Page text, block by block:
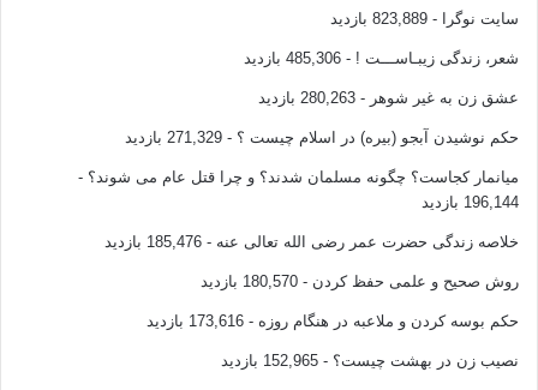
سایت نوگرا - 823,889 بازدید
شعر، زندگی زیبـاســـت ! - 485,306 بازدید
عشق زن به غیر شوهر - 280,263 بازدید
حکم نوشیدن آبجو (بیره) در اسلام چیست ؟ - 271,329 بازدید
میانمار کجاست؟ چگونه مسلمان شدند؟ و چرا قتل عام می شوند؟ -
196,144 بازدید
خلاصه زندگی حضرت عمر رضی الله تعالی عنه - 185,476 بازدید
روش صحیح و علمی حفظ کردن - 180,570 بازدید
حکم بوسه کردن و ملاعبه در هنگام روزه - 173,616 بازدید
نصیب زن در بهشت چیست؟ - 152,965 بازدید